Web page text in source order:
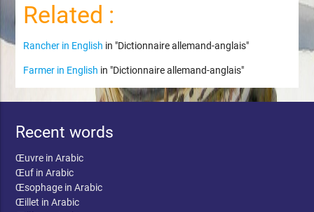
Related :
Rancher in English in "Dictionnaire allemand-anglais"
Farmer in English in "Dictionnaire allemand-anglais"
Recent words
Œuvre in Arabic
Œuf in Arabic
Œsophage in Arabic
Œillet in Arabic